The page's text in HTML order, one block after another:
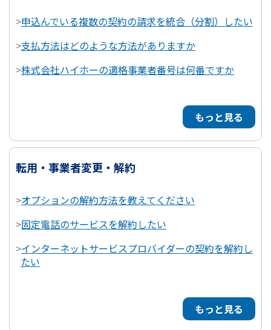
>申込んでいる複数の契約の請求を統合（分割）したい
>支払方法はどのような方法がありますか
>株式会社ハイホーの適格事業者番号は何番ですか
もっと見る
転用・事業者変更・解約
>オプションの解約方法を教えてください
>固定電話のサービスを解約したい
>インターネットサービスプロバイダーの契約を解約し
たい
もっと見る